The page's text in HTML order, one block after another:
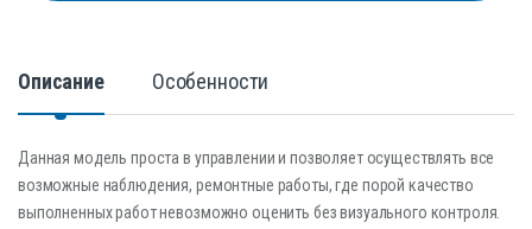
Описание Особенности
Данная модель проста в управлении и позволяет осуществлять все
возможные наблюдения, ремонтные работы, где порой качество
выполненных работ невозможно оценить без визуального контроля.